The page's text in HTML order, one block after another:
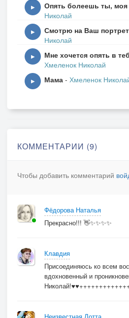
Я только лишь стихам
Поведаю о том,
Как благодарен Вам,
Что с Вами был знаком.
Смотрю на Ваш портрет.
<1.06.1989>
▶ Опять болеешь ты, моя
Николай
▶ Смотрю на Ваш портрет
Николай
▶ Мне хочется опять в
Хмеленок Николай
▶ Мама - Хмеленок
КОММЕНТАРИИ (9)
Чтобы добавить комментарий
Фёдорова Наталья
Прекрасно!!! 👋✨✨✨✨
Клавдия
Присоединяюсь ко всем
вдохновенный и